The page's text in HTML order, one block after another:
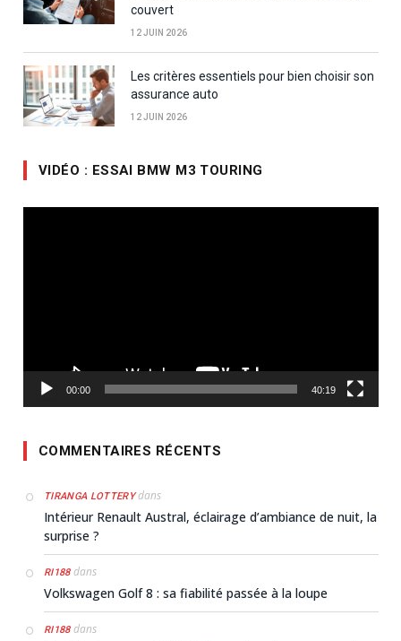
couvert
12 JUIN 2026
Les critères essentiels pour bien choisir son
assurance auto
12 JUIN 2026
VIDÉO : ESSAI BMW M3 TOURING
00:00 40:19
COMMENTAIRES RÉCENTS
TIRANGA LOTTERYdans
Intérieur Renault Austral, éclairage d’ambiance de nuit, la
surprise ?
RI188dans
Volkswagen Golf 8 : sa fiabilité passée à la loupe
RI188dans